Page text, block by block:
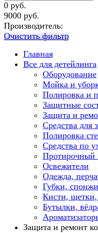
0 руб.
9000 руб.
Производитель:
Очистить фильтр
Главная
Все для детейлинга
Оборудование
Мойка и
Полировка и
Защитные
Защита и
Средства для
Полировка
Средства по
Протирочный
Освежители
Одежда,
Губки,
Кисти,
Бутылки,
Защита и ремонт